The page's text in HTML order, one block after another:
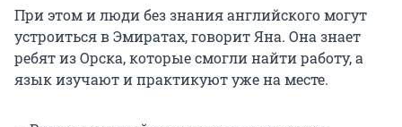
При этом и люди без знания английского могут
устроиться в Эмиратах, говорит Яна. Она знает
ребят из Орска, которые смогли найти работу, а
язык изучают и практикуют уже на месте.